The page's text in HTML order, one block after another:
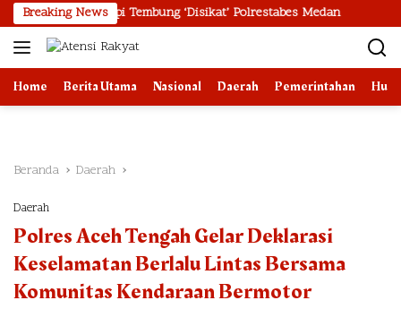
Langsung
ke
konten
Breaking News
Kereta Api Tembung ‘Disikat’ Polrestabes Medan
Home Berita Utama Nasional Daerah Pemerintahan
Beranda Daerah
Daerah
Polres Aceh Tengah Gelar Deklarasi
Keselamatan Berlalu Lintas Bersama
Komunitas Kendaraan Bermotor